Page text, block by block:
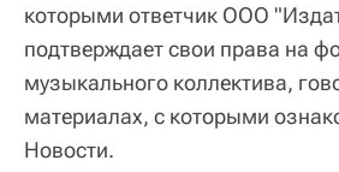
которыми ответчик ООО
подтверждает свои права на
музыкального коллектива,
материалах, с которыми
Новости.